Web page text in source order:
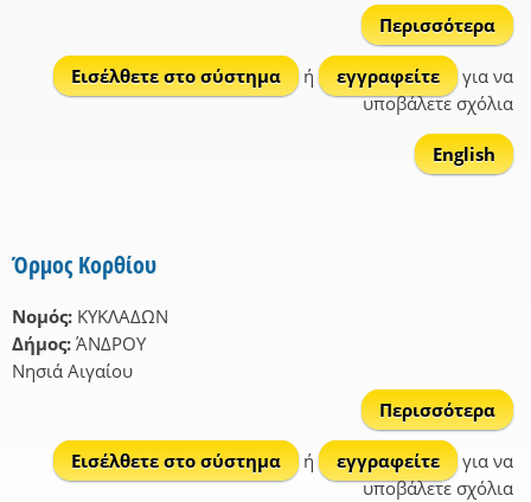
Περισσότερα
Εισέλθετε στο σύστημα ή εγγραφείτε
για να
υποβάλετε σχόλια
English
Όρμος Κορθίου
Νομός: ΚΥΚΛΑΔΩΝ
Δήμος: ΆΝΔΡΟΥ
Νησιά Αιγαίου
Περισσότερα
Εισέλθετε στο σύστημα ή εγγραφείτε
για να
υποβάλετε σχόλια